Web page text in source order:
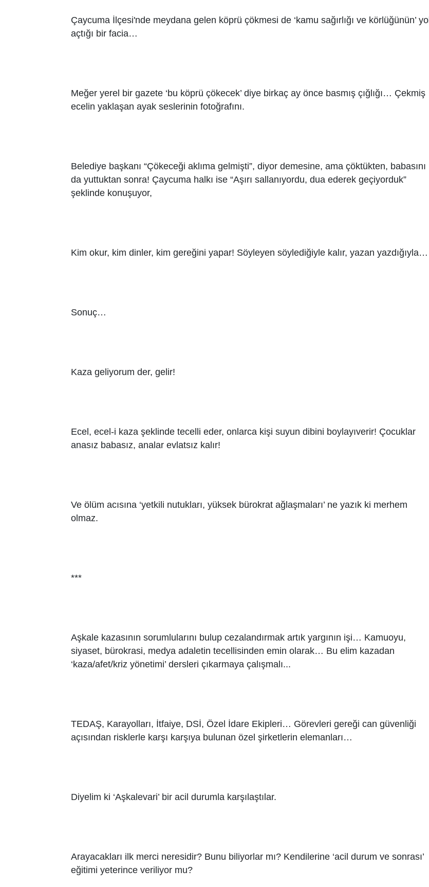
Çaycuma İlçesi'nde meydana gelen köprü çökmesi de ‘kamu sağırlığı ve körlüğünün’ yol
açtığı bir facia…
Meğer yerel bir gazete ‘bu köprü çökecek’ diye birkaç ay önce basmış çığlığı… Çekmiş
ecelin yaklaşan ayak seslerinin fotoğrafını.
Belediye başkanı “Çökeceği aklıma gelmişti”, diyor demesine, ama çöktükten, babasını
da yuttuktan sonra! Çaycuma halkı ise “Aşırı sallanıyordu, dua ederek geçiyorduk”
şeklinde konuşuyor,
Kim okur, kim dinler, kim gereğini yapar! Söyleyen söylediğiyle kalır, yazan yazdığıyla…
Sonuç…
Kaza geliyorum der, gelir!
Ecel, ecel-i kaza şeklinde tecelli eder, onlarca kişi suyun dibini boylayıverir! Çocuklar
anasız babasız, analar evlatsız kalır!
Ve ölüm acısına ‘yetkili nutukları, yüksek bürokrat ağlaşmaları’ ne yazık ki merhem
olmaz.
***
Aşkale kazasının sorumlularını bulup cezalandırmak artık yargının işi… Kamuoyu,
siyaset, bürokrasi, medya adaletin tecellisinden emin olarak… Bu elim kazadan
‘kaza/afet/kriz yönetimi’ dersleri çıkarmaya çalışmalı...
TEDAŞ, Karayolları, İtfaiye, DSİ, Özel İdare Ekipleri… Görevleri gereği can güvenliği
açısından risklerle karşı karşıya bulunan özel şirketlerin elemanları…
Diyelim ki ‘Aşkalevari’ bir acil durumla karşılaştılar.
Arayacakları ilk merci neresidir? Bunu biliyorlar mı? Kendilerine ‘acil durum ve sonrası’
eğitimi yeterince veriliyor mu?